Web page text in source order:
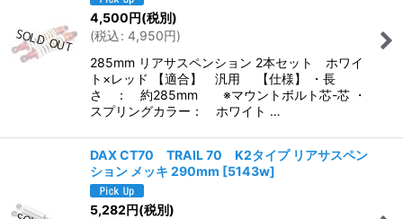
4,500円(税別)
(税込: 4,950円)
285mm リアサスペンション 2本セット ホワイ
ト×レッド 【適合】 汎用 【仕様】 ・長
さ ： 約285mm ※マウントボルト芯-芯 ・
スプリングカラー： ホワイト …
DAX CT70 TRAIL 70 K2タイプ リアサスペン
ション メッキ 290mm [5143w]
5,282円(税別)